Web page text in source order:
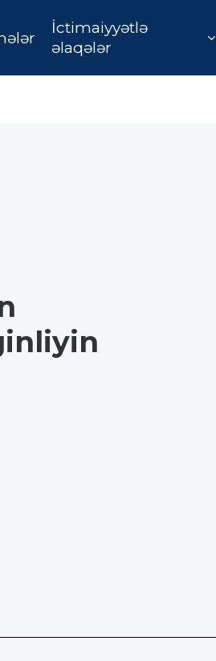
İctimaiyyətlə
əlaqələr